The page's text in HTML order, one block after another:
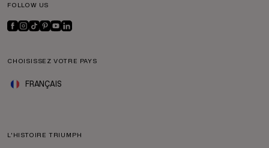
FOLLOW US
CHOISISSEZ VOTRE PAYS
FRANÇAIS
L'HISTOIRE TRIUMPH